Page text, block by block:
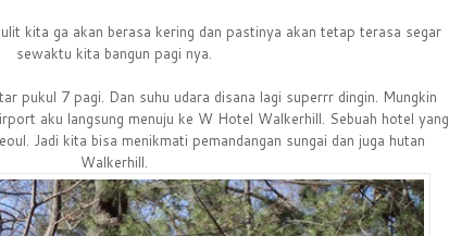
kita ga akan berasa kering dan pastinya akan tetap terasa segar
sewaktu kita bangun pagi nya.
pukul 7 pagi. Dan suhu udara disana lagi superrr dingin. Mungkin
aku langsung menuju ke W Hotel Walkerhill. Sebuah hotel yang
Jadi kita bisa menikmati pemandangan sungai dan juga hutan
Walkerhill.